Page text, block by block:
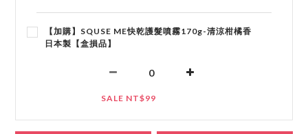
【加購】SQUSE ME快乾護髮噴霧170g-清涼柑橘香
日本製【盒損品】
SALE NT$99